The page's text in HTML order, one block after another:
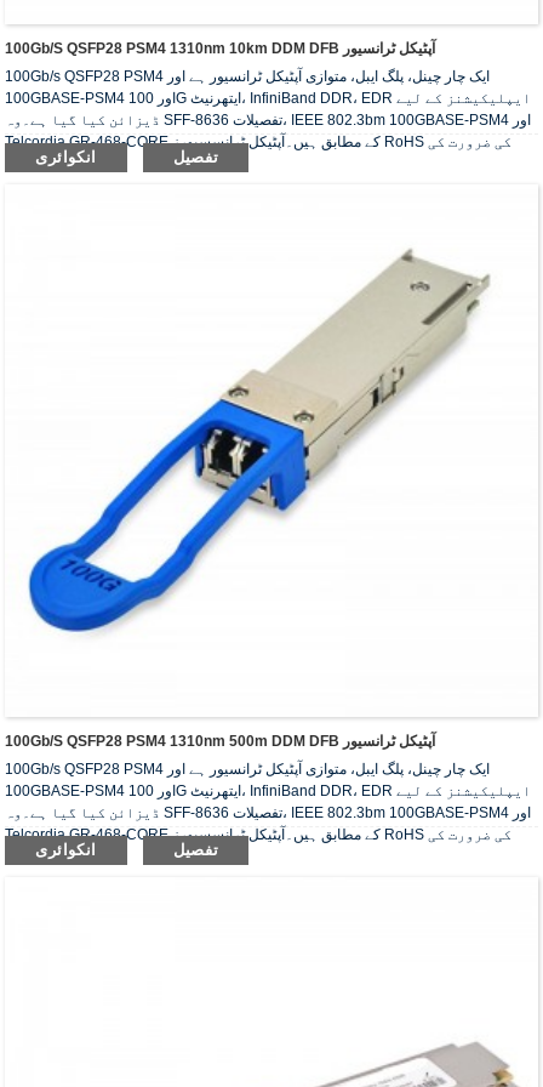
100Gb/s QSFP28 PSM4 1310nm 10km DDM DFB آپٹیکل ٹرانسیور
100Gb/s QSFP28 PSM4 ایک چار چینل، پلگ ایبل، متوازی آپٹیکل ٹرانسیور ہے اور
100GBASE-PSM4 اور 100G ایتھرنیٹ، InfiniBand DDR، EDR ایپلیکیشنز کے لیے
ڈیزائن کیا گیا ہے۔وہ SFF-8636 تفصیلات، IEEE 802.3bm 100GBASE-PSM4 اور
Telcordia GR-468-CORE کے مطابق ہیں۔آپٹیکل ٹرانسسیورز RoHS کی ضرورت کی
تعمیل کرتے ہیں۔
انکوائری تفصیل
100Gb/s QSFP28 PSM4 1310nm 500m DDM DFB آپٹیکل ٹرانسیور
100Gb/s QSFP28 PSM4 ایک چار چینل، پلگ ایبل، متوازی آپٹیکل ٹرانسیور ہے اور
100GBASE-PSM4 اور 100G ایتھرنیٹ، InfiniBand DDR، EDR ایپلیکیشنز کے لیے
ڈیزائن کیا گیا ہے۔وہ SFF-8636 تفصیلات، IEEE 802.3bm 100GBASE-PSM4 اور
Telcordia GR-468-CORE کے مطابق ہیں۔آپٹیکل ٹرانسسیورز RoHS کی ضرورت کی
تعمیل کرتے ہیں۔
انکوائری تفصیل